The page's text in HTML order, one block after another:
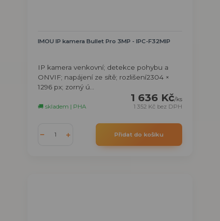
IMOU IP kamera Bullet Pro 3MP - IPC-F32MIP
IP kamera venkovní; detekce pohybu a
ONVIF; napájení ze sítě; rozlišení2304 ×
1296 px; zorný ú...
1 636 Kč/ks
1 352 Kč bez DPH
🚚 skladem | PHA
Přidat do košíku